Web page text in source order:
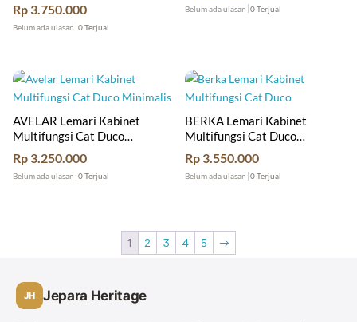
Rp 3.750.000
Belum ada ulasan 0 Terjual
Belum ada ulasan 0 Terjual
AVELAR Lemari Kabinet
Multifungsi Cat Duco
Minimalis
Rp 3.250.000
Belum ada ulasan 0 Terjual
BERKA Lemari Kabinet
Multifungsi Cat Duco
Minimalis
Rp 3.550.000
Belum ada ulasan 0 Terjual
1 2 3 4 5 →
JH Jepara Heritage